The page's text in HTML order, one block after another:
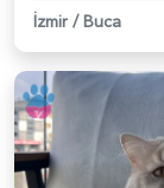
İzmir / Buca